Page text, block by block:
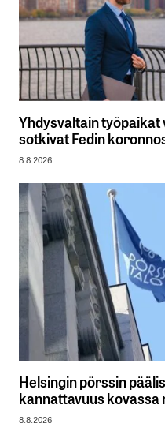
Yhdysvaltain
sotkivat Fedin
8.8.2026
Helsingin pörssin
kannattavuus kovassa
8.8.2026